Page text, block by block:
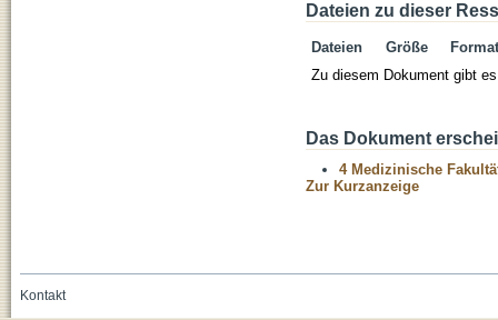
Dateien zu dieser
Dateien Größe
Format
Zu diesem Dokument gibt
Das Dokument
4 Medizinische
Zur Kurzanzeige
Kontakt